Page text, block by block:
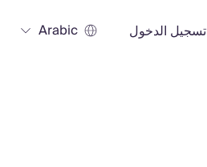
تسجيل الدخول Arabic